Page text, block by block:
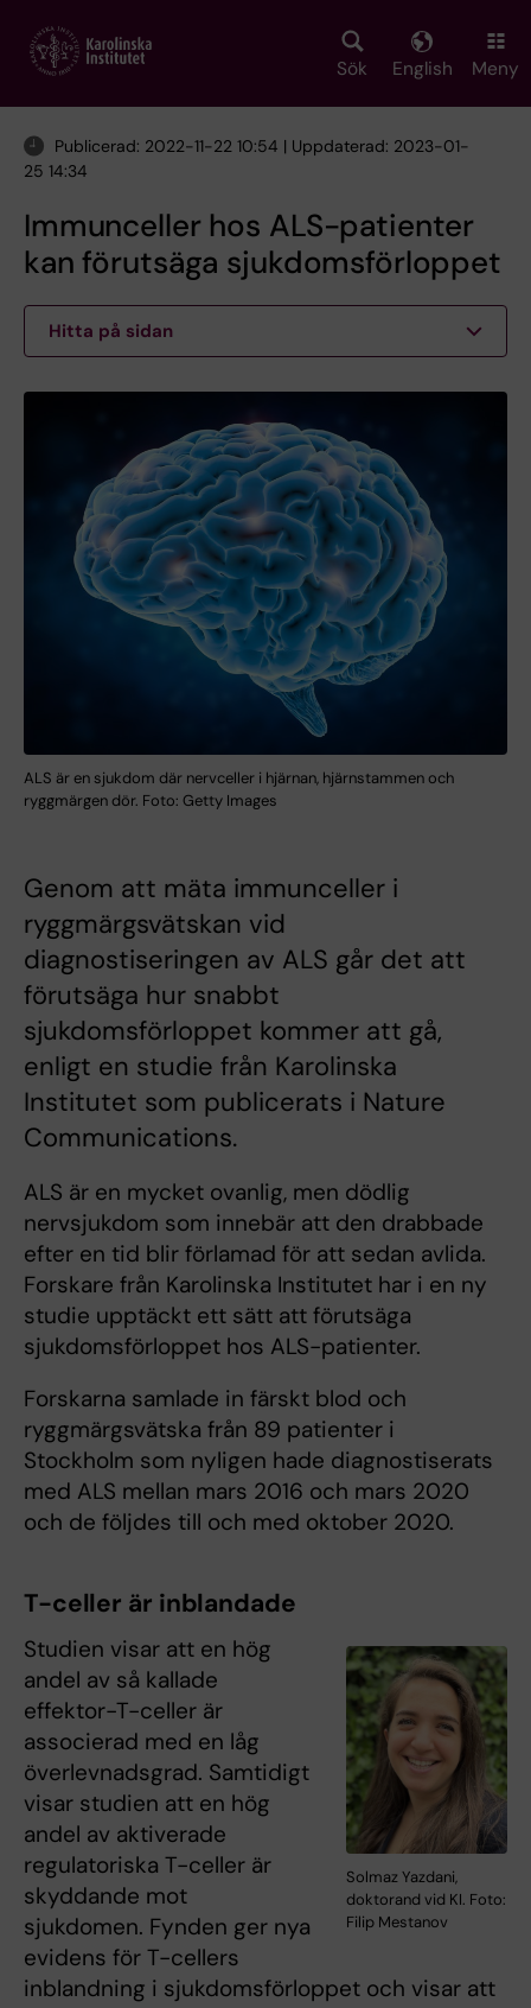
main
Sök English Meny
Publicerad: 2022-11-22 10:54 | Uppdaterad: 2023-01-
25 14:34
Immunceller hos ALS-patienter
kan förutsäga sjukdomsförloppet
Hitta på sidan
ALS är en sjukdom där nervceller i hjärnan, hjärnstammen och
ryggmärgen dör. Foto: Getty Images
Genom att mäta immunceller i
ryggmärgsvätskan vid
diagnostiseringen av ALS går det att
förutsäga hur snabbt
sjukdomsförloppet kommer att gå,
enligt en studie från Karolinska
Institutet som publicerats i Nature
Communications.
ALS är en mycket ovanlig, men dödlig
nervsjukdom som innebär att den drabbade
efter en tid blir förlamad för att sedan avlida.
Forskare från Karolinska Institutet har i en ny
studie upptäckt ett sätt att förutsäga
sjukdomsförloppet hos ALS-patienter.
Forskarna samlade in färskt blod och
ryggmärgsvätska från 89 patienter i
Stockholm som nyligen hade diagnostiserats
med ALS mellan mars 2016 och mars 2020
och de följdes till och med oktober 2020.
T-celler är inblandade
Solmaz Yazdani,
doktorand vid KI. Foto:
Filip Mestanov
Studien visar att en hög
andel av så kallade
effektor-T-celler är
associerad med en låg
överlevnadsgrad. Samtidigt
visar studien att en hög
andel av aktiverade
regulatoriska T-celler är
skyddande mot
sjukdomen. Fynden ger nya
evidens för T-cellers
inblandning i sjukdomsförloppet och visar att